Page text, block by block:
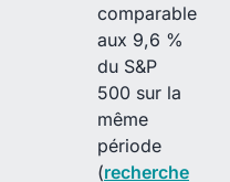
comparable
aux 9,6 %
du S&P
500 sur la
même
période
(recherche